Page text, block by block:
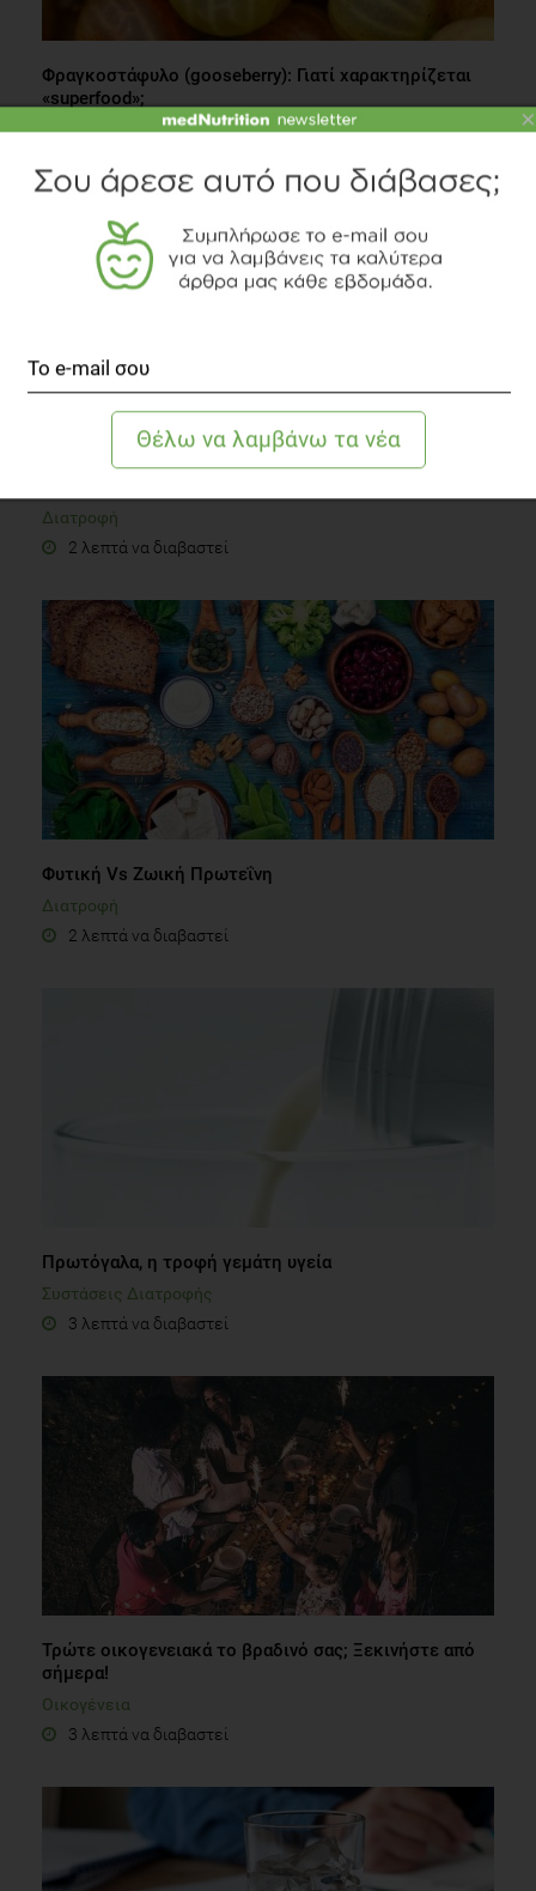
Φραγκοστάφυλο (gooseberry): Γιατί χαρακτηρίζεται
«superfood»;
Διατροφή
Διατροφή
2 λεπτά να διαβαστεί
Φυτική Vs Ζωική Πρωτεΐνη
Διατροφή
2 λεπτά να διαβαστεί
Πρωτόγαλα, η τροφή γεμάτη υγεία
Συστάσεις Διατροφής
3 λεπτά να διαβαστεί
Τρώτε οικογενειακά το βραδινό σας; Ξεκινήστε από
σήμερα!
Οικογένεια
3 λεπτά να διαβαστεί
×